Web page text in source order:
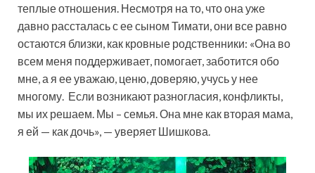
теплые отношения. Несмотря на то, что она уже
давно рассталась с ее сыном Тимати, они все равно
остаются близки, как кровные родственники: «Она во
всем меня поддерживает, помогает, заботится обо
мне, а я ее уважаю, ценю, доверяю, учусь у нее
многому. Если возникают разногласия, конфликты,
мы их решаем. Мы – семья. Она мне как вторая мама,
я ей — как дочь», — уверяет Шишкова.